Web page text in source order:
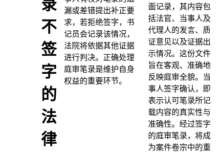
录
不
签
字
的
法
律
漏或差错提出补正要
求，若拒绝签字，书
记员会记录该情况，
法院将依据其他证据
进行判决。正确处理
庭审笔录是维护自身
权益的重要环节。
面记录，其内容包
括法官、当事人及
代理人的发言、质
证意见以及证据出
示情况。这份文件
旨在客观、准确地
反映庭审全貌。当
事人签字确认，即
表示认可笔录所记
载内容的真实性与
准确性。经过签字
的庭审笔录，将成
为案件卷宗中的重